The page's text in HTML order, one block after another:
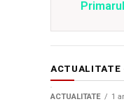
ACTUALITATE
ACTUALITATE 1